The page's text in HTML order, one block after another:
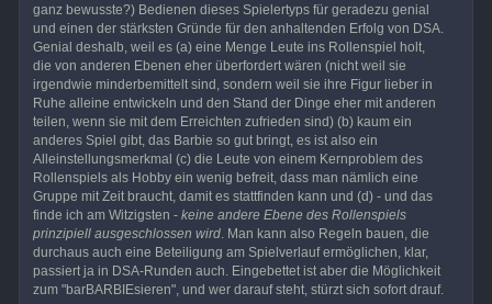
ganz bewusste?) Bedienen dieses Spielertyps für geradezu genial
und einen der stärksten Gründe für den anhaltenden Erfolg von DSA.
Genial deshalb, weil es (a) eine Menge Leute ins Rollenspiel holt,
die von anderen Ebenen eher überfordert wären (nicht weil sie
irgendwie minderbemittelt sind, sondern weil sie ihre Figur lieber in
Ruhe alleine entwickeln und den Stand der Dinge eher mit anderen
teilen, wenn sie mit dem Erreichten zufrieden sind) (b) kaum ein
anderes Spiel gibt, das Barbie so gut bringt, es ist also ein
Alleinstellungsmerkmal (c) die Leute von einem Kernproblem des
Rollenspiels als Hobby ein wenig befreit, dass man nämlich eine
Gruppe mit Zeit braucht, damit es stattfinden kann und (d) - und das
finde ich am Witzigsten - keine andere Ebene des Rollenspiels
prinzipiell ausgeschlossen wird. Man kann also Regeln bauen, die
durchaus auch eine Beteiligung am Spielverlauf ermöglichen, klar,
passiert ja in DSA-Runden auch. Eingebettet ist aber die Möglichkeit
zum "barBARBIEsieren", und wer darauf steht, stürzt sich sofort drauf.